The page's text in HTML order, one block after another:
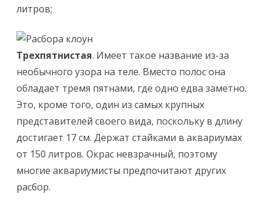
литров;
Трехпятнистая. Имеет такое название из-за
необычного узора на теле. Вместо полос она
обладает тремя пятнами, где одно едва заметно.
Это, кроме того, один из самых крупных
представителей своего вида, поскольку в длину
достигает 17 см. Держат стайками в аквариумах
от 150 литров. Окрас невзрачный, поэтому
многие аквариумисты предпочитают других
расбор.